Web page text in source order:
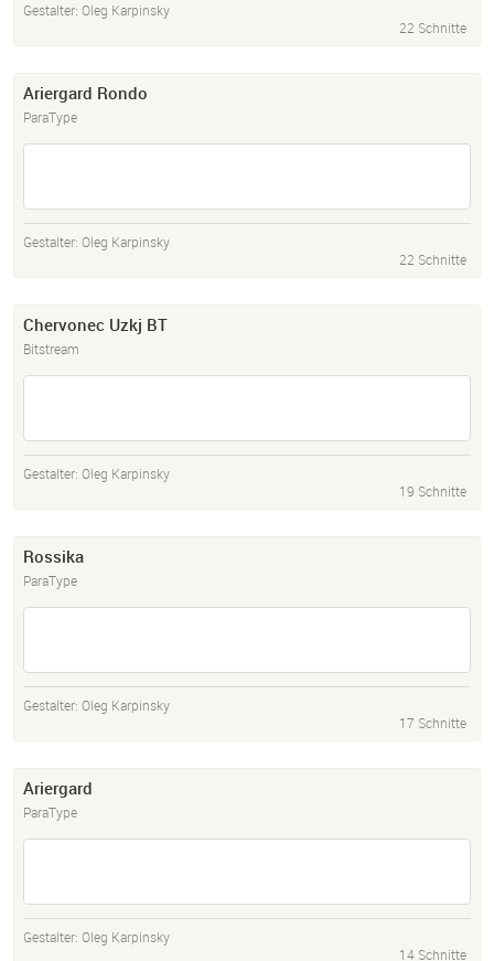
Gestalter: Oleg Karpinsky
22 Schnitte
Ariergard Rondo
ParaType
Gestalter: Oleg Karpinsky
22 Schnitte
Chervonec Uzkj BT
Bitstream
Gestalter: Oleg Karpinsky
19 Schnitte
Rossika
ParaType
Gestalter: Oleg Karpinsky
17 Schnitte
Ariergard
ParaType
Gestalter: Oleg Karpinsky
14 Schnitte